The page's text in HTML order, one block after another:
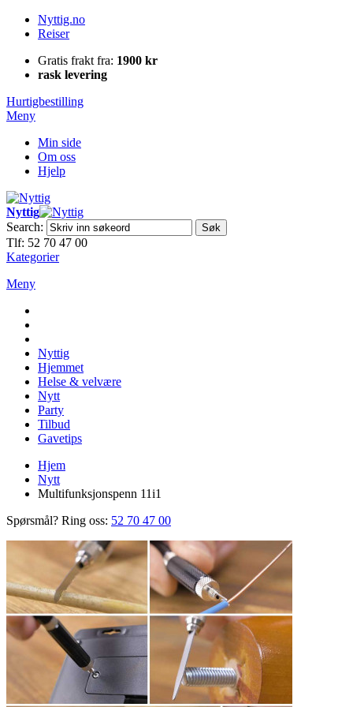
Nyttig.no
Reiser
Gratis frakt fra: 1900 kr
rask levering
Hurtigbestilling
Meny
Min side
Om oss
Hjelp
Nyttig
Search:
Søk
Tlf: 52 70 47 00
Kategorier
Meny
Nyttig
Hjemmet
Helse & velvære
Nytt
Party
Tilbud
Gavetips
Hjem
Nytt
Multifunksjonspenn 11i1
Spørsmål? Ring oss: 52 70 47 00